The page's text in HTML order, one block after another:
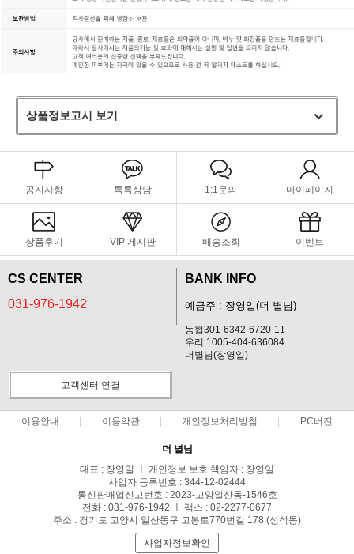
상품정보고시 보기
공지사항 톡톡상담 1:1문의 마이페이지
상품후기 VIP 게시판 배송조회 이벤트
CS CENTER
031-976-1942
BANK INFO
예금주 : 장영일(더 별님)
농협301-6342-6720-11
우리 1005-404-636084
더별님(장영일)
고객센터 연결
이용안내 이용약관 개인정보처리방침 PC버전
더 별님
대표 : 장영일 ㅣ 개인정보 보호 책임자 : 장영일
사업자 등록번호 : 344-12-02444
통신판매업신고번호 : 2023-고양일산동-1546호
전화 : 031-976-1942 ㅣ 팩스 : 02-2277-0677
주소 : 경기도 고양시 일산동구 고봉로770번길 178 (성석동)
사업자정보확인